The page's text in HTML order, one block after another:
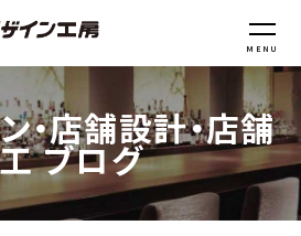
MENU
・店舗設計・店舗
ブログ